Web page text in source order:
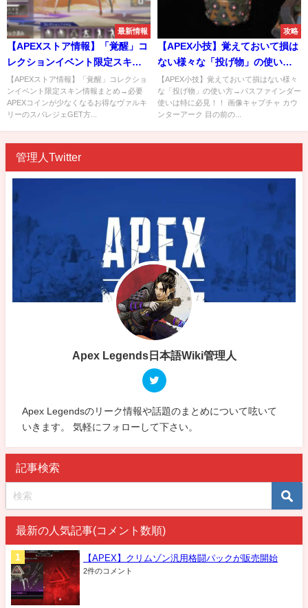
最新情報
【APEXストア情報】「覚醒」コ
レクションイベント限定スキン
情報まとめ→必要APEXコインが
少なくなるお得なヴァルキリー
のスパレジェGET方法など
【APEXストア情報】「覚醒」コレクショ
ンイベント限定スキン情報まとめ→必要
APEXコインが少なくなるお得なヴァルキ
リーのスパレジェGET方...
攻略
【APEX小技】覚えておいて損は
ない様々な「投げ物」の使い方
→パスファインダー使いは特に
必見！！
【APEX小技】覚えておいて損はない様々
な「投げ物」の使い方→パスファインダー
使いは特に必見！！ 画像キャプチャ カウ
ンターアーク 目の前の...
管理人Twitter
Apex Legends日本語Wiki管理人
Apex Legendsのリーク情報や話題のまとめについて呟いて
いきます。 気軽にフォローして下さい。
記事検索
最新の人気記事(コメント数順)
【APEX】クリムゾン汎用格闘パックが販売開始
2件のコメント